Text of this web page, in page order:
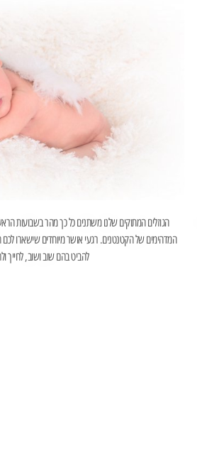
הגוזלים המתוקים שלנו משתנים כל כך מהר בשבועות
המדהימים של הקטנטנים. רגעי אושר מיוחדים שישארו לכם
להביט בהם שוב ושוב, לחייך